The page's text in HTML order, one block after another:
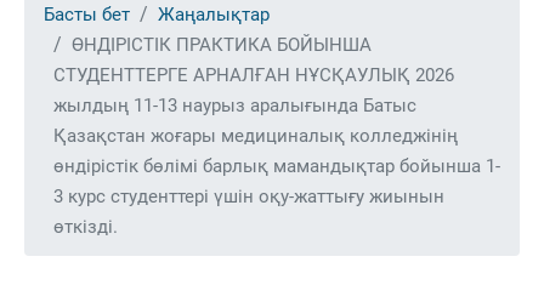
Басты бет
Жаңалықтар
ӨНДІРІСТІК ПРАКТИКА БОЙЫНША
СТУДЕНТТЕРГЕ АРНАЛҒАН НҰСҚАУЛЫҚ 2026
жылдың 11-13 наурыз аралығында Батыс
Қазақстан жоғары медициналық колледжінің
өндірістік бөлімі барлық мамандықтар бойынша 1-
3 курс студенттері үшін оқу-жаттығу жиынын
өткізді.